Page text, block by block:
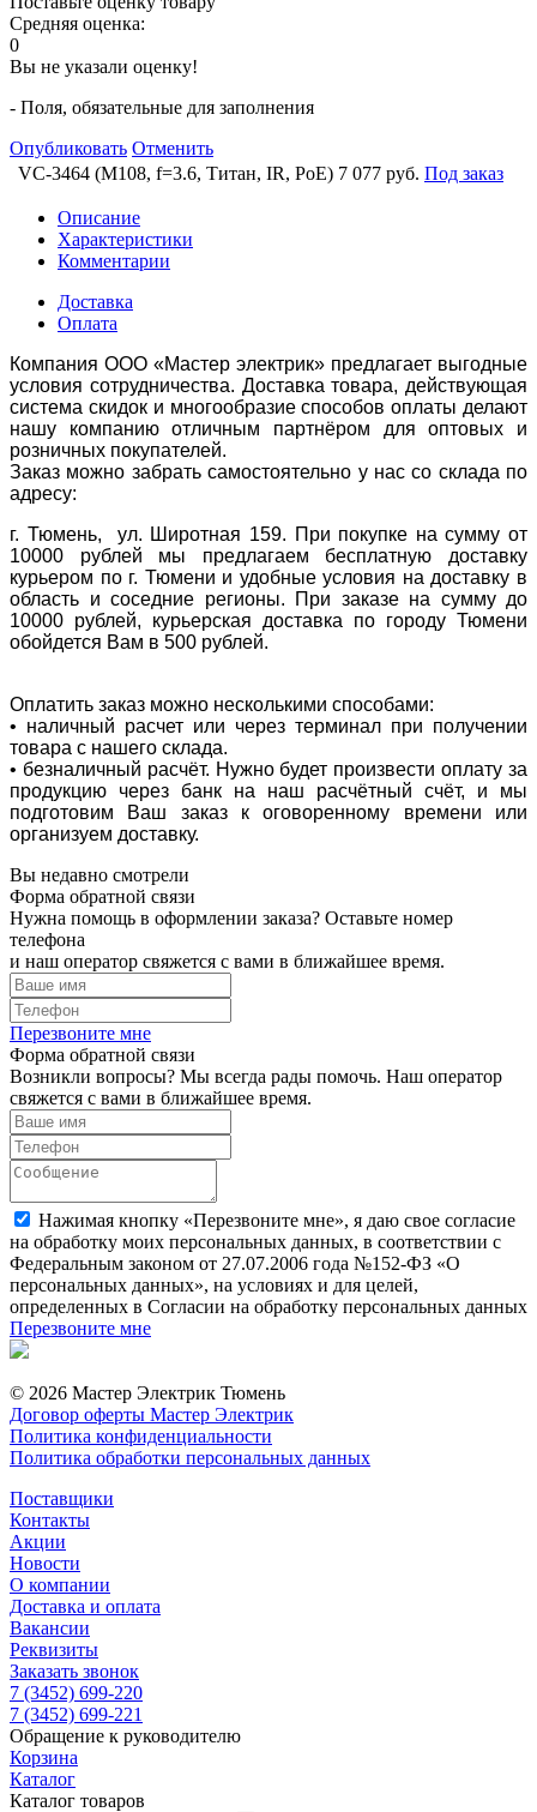
Средняя оценка:
0
Вы не указали оценку!
- Поля, обязательные для заполнения
Опубликовать Отменить
VC-3464 (M108, f=3.6, Титан, IR, PoE) 7 077 руб. Под заказ
Описание
Характеристики
Комментарии
Доставка
Оплата
Компания ООО «Мастер электрик» предлагает выгодные
условия сотрудничества. Доставка товара, действующая
система скидок и многообразие способов оплаты делают
нашу компанию отличным партнёром для оптовых и
розничных покупателей.
Заказ можно забрать самостоятельно у нас со склада по
адресу:
г. Тюмень, ул. Широтная 159. При покупке на сумму от
10000 рублей мы предлагаем бесплатную доставку
курьером по г. Тюмени и удобные условия на доставку в
область и соседние регионы. При заказе на сумму до
10000 рублей, курьерская доставка по городу Тюмени
обойдется Вам в 500 рублей.
Оплатить заказ можно несколькими способами:
• наличный расчет или через терминал при получении
товара с нашего склада.
• безналичный расчёт. Нужно будет произвести оплату за
продукцию через банк на наш расчётный счёт, и мы
подготовим Ваш заказ к оговоренному времени или
организуем доставку.
Вы недавно смотрели
Форма обратной связи
Нужна помощь в оформлении заказа? Оставьте номер
телефона
и наш оператор свяжется с вами в ближайшее время.
Перезвоните мне
Форма обратной связи
Возникли вопросы? Мы всегда рады помочь. Наш оператор
свяжется с вами в ближайшее время.
Нажимая кнопку «Перезвоните мне», я даю свое согласие
на обработку моих персональных данных, в соответствии с
Федеральным законом от 27.07.2006 года №152-ФЗ «О
персональных данных», на условиях и для целей,
определенных в Согласии на обработку персональных данных
Перезвоните мне
© 2026 Мастер Электрик Тюмень
Договор оферты Мастер Электрик
Политика конфиденциальности
Политика обработки персональных данных
Поставщики
Контакты
Акции
Новости
О компании
Доставка и оплата
Вакансии
Реквизиты
Заказать звонок
7 (3452) 699-220
7 (3452) 699-221
Обращение к руководителю
Корзина
Каталог
Каталог товаров